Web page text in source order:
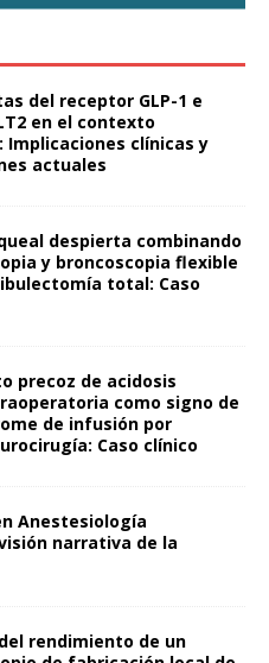
del receptor GLP-1 e
en el contexto
clínicas y
actuales
despierta combinando
y broncoscopia flexible
total: Caso
precoz de acidosis
como signo de
de infusión por
Caso clínico
Anestesiología
narrativa de la
rendimiento de un